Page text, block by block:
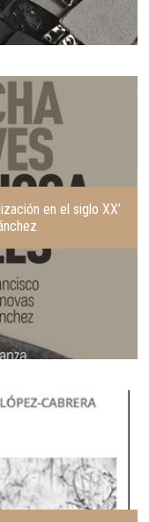
en el siglo XX’